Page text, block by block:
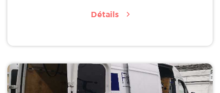
Détails